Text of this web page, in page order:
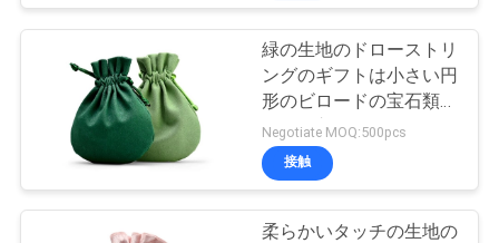
緑の生地のドローストリ
ングのギフトは小さい円
形のビロードの宝石類袋
を袋に入れる
Negotiate MOQ:500pcs
接触
柔らかいタッチの生地の